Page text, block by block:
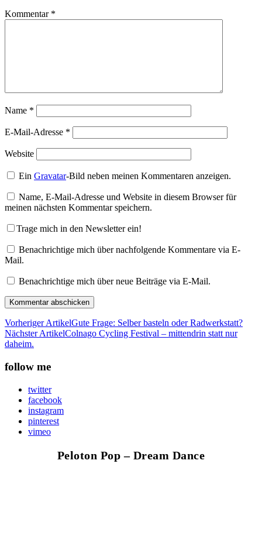
Kommentar *
Name *
E-Mail-Adresse *
Website
EinGravatar-Bild neben meinen Kommentaren anzeigen.
Name, E-Mail-Adresse und Website in diesem Browser für
meinen nächsten Kommentar speichern.
Trage mich in den Newsletter ein!
Benachrichtige mich über nachfolgende Kommentare via E-
Mail.
Benachrichtige mich über neue Beiträge via E-Mail.
Vorheriger ArtikelGute Frage: Selber basteln oder Radwerkstatt?
Nächster ArtikelColnago Cycling Festival – mittendrin statt nur
daheim.
follow me
twitter
facebook
instagram
pinterest
vimeo
Peloton Pop – Dream Dance